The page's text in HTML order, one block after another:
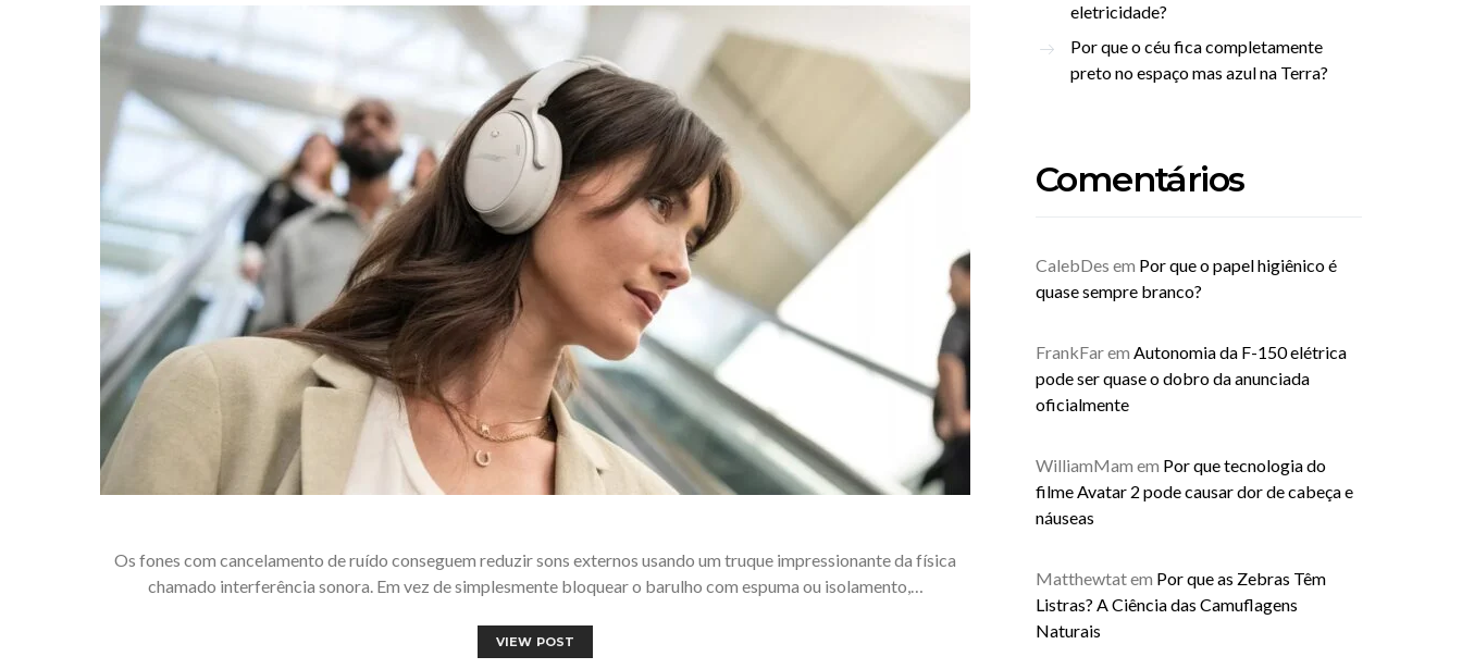
Os fones com cancelamento de ruído conseguem reduzir sons externos usando um truque impressionante da física
chamado interferência sonora. Em vez de simplesmente bloquear o barulho com espuma ou isolamento,…
VIEW POST
eletricidade?
Por que o céu fica completamente
preto no espaço mas azul na Terra?
Comentários
CalebDes em Por que o papel higiênico é
quase sempre branco?
FrankFarem Autonomia da F-150 elétrica
pode ser quase o dobro da anunciada
oficialmente
WilliamMam em Por que tecnologia do
filme Avatar 2 pode causar dor de cabeça e
náuseas
Matthewtatem Por que as Zebras Têm
Listras? A Ciência das Camuflagens
Naturais